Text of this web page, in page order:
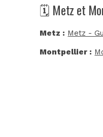
🗓️ Metz et
Metz : Metz -
Montpellier :